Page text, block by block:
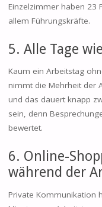
Einzelzimmer haben 23
allem Führungskräfte.
5. Alle Tage
Kaum ein Arbeitstag
nimmt die Mehrheit der
und das dauert knapp
sein, denn
bewertet.
6. Online-
während der
Private Kommunikation